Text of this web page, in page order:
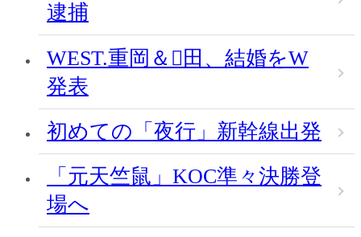
逮捕
WEST.重岡＆田、結婚をW
発表
初めての「夜行」新幹線出発
「元天竺鼠」KOC準々決勝登
場へ